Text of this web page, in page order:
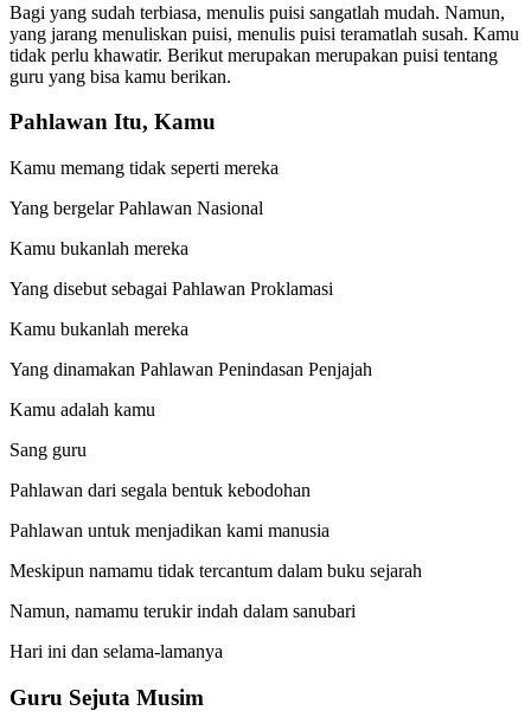
Bagi yang sudah terbiasa, menulis puisi sangatlah mudah. Namun,
yang jarang menuliskan puisi, menulis puisi teramatlah susah. Kamu
tidak perlu khawatir. Berikut merupakan merupakan puisi tentang
guru yang bisa kamu berikan.
Pahlawan Itu, Kamu
Kamu memang tidak seperti mereka
Yang bergelar Pahlawan Nasional
Kamu bukanlah mereka
Yang disebut sebagai Pahlawan Proklamasi
Kamu bukanlah mereka
Yang dinamakan Pahlawan Penindasan Penjajah
Kamu adalah kamu
Sang guru
Pahlawan dari segala bentuk kebodohan
Pahlawan untuk menjadikan kami manusia
Meskipun namamu tidak tercantum dalam buku sejarah
Namun, namamu terukir indah dalam sanubari
Hari ini dan selama-lamanya
Guru Sejuta Musim